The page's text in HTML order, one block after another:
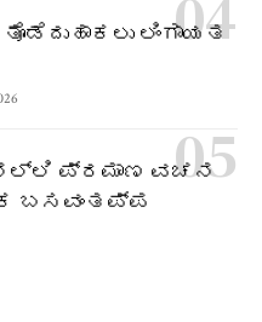
ಲಿಂಗಾಯತ
ಪ್ರಮಾಣ ವಚನ
ಬಸವಂತಪ್ಪ